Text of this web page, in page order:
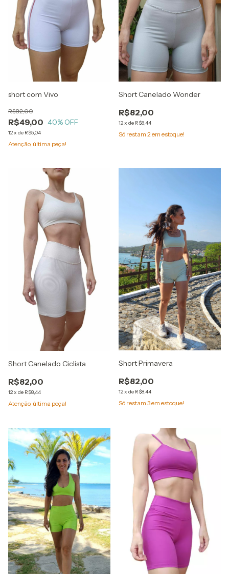
short com Vivo
R$49,00
R$82,00
40% OFF
12x de R$5,04
Atenção, última peça!
Short Canelado Wonder
R$82,00
12x de R$8,44
Só restam 2em estoque!
Short Canelado Ciclista
R$82,00
12x de R$8,44
Atenção, última peça!
Short Primavera
R$82,00
12x de R$8,44
Só restam 3em estoque!